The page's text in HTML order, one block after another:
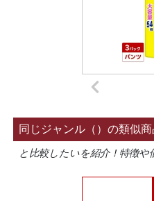
同じジャンル（）の類似商
と比較したいを紹介！特徴